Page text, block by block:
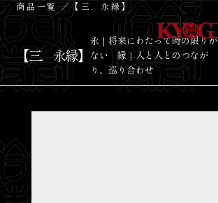
About
商品一覧 ／【三．永縁】
【三．永縁】
永｜将来にわたって時の限りが
ない 縁｜人と人とのつなが
り、巡り合わせ